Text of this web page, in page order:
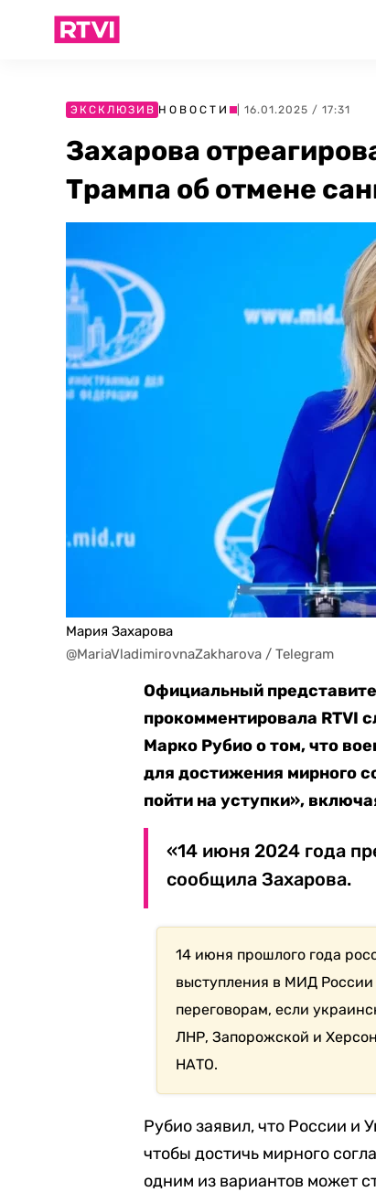
ЭКСКЛЮЗИВ НОВОСТИ | 16.01.2025 / 17:31
Захарова
Трампа об отмене
Мария Захарова
@MariaVladimirovnaZakharova / Telegram
Официальный
прокомментировала RTVI
Марко Рубио о том, что
для достижения мирного
пойти на уступки»,
«14 июня 2024 года
сообщила Захарова.
14 июня прошлого года
выступления в МИД
переговорам, если
ЛНР, Запорожской и
НАТО.
Рубио заявил, что России и
чтобы достичь мирного
одним из вариантов может